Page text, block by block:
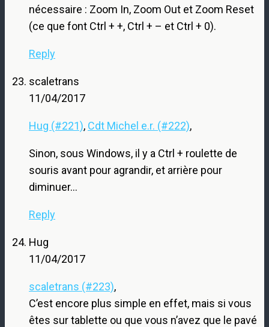
nécessaire : Zoom In, Zoom Out et Zoom Reset
(ce que font Ctrl + +, Ctrl + – et Ctrl + 0).
Reply
scaletrans
11/04/2017
Hug (#221), Cdt Michel e.r. (#222),
Sinon, sous Windows, il y a Ctrl + roulette de
souris avant pour agrandir, et arrière pour
diminuer…
Reply
Hug
11/04/2017
scaletrans (#223),
C’est encore plus simple en effet, mais si vous
êtes sur tablette ou que vous n’avez que le pavé